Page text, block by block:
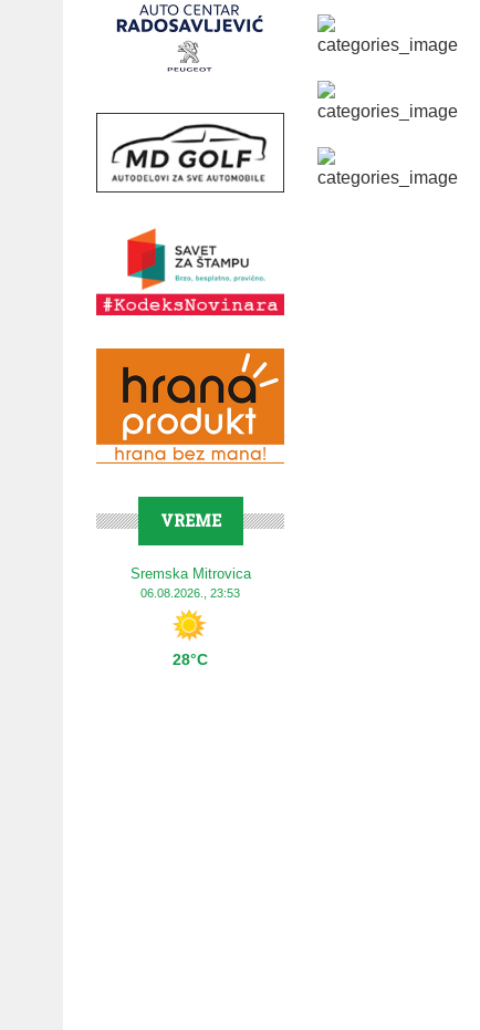
VREME
Sremska Mitrovica
06.08.2026., 23:53
28°C